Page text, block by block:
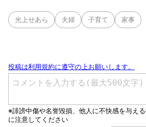
光上せあら 夫婦 子育て 家事